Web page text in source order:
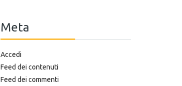
Meta
Accedi
Feed dei contenuti
Feed dei commenti